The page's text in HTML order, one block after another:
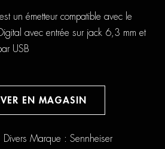
est un émetteur compatible avec le
avec entrée sur jack 6,3 mm et
USB
EN MAGASIN
Divers Marque : Sennheiser